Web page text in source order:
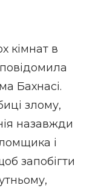
кімнат в
Бахнасі.
злому,
назавжди
і
запобігти